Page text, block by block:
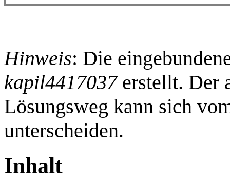
Hinweis: Die
kapil4417037erstellt. Der
Lösungsweg kann sich
unterscheiden.
Inhalt